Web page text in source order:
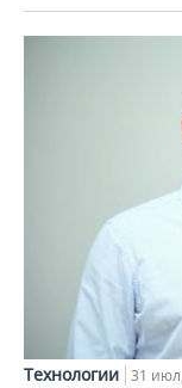
Технологии 31